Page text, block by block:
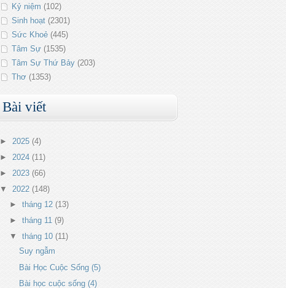
Kỷ niệm (102)
Sinh hoạt (2301)
Sức Khoẻ (445)
Tâm Sự (1535)
Tâm Sự Thứ Bảy (203)
Thơ (1353)
Bài viết
► 2025 (4)
► 2024 (11)
► 2023 (66)
▼ 2022 (148)
► tháng 12 (13)
► tháng 11 (9)
▼ tháng 10 (11)
Suy ngẫm
Bài Học Cuộc Sống (5)
Bài học cuộc sống (4)